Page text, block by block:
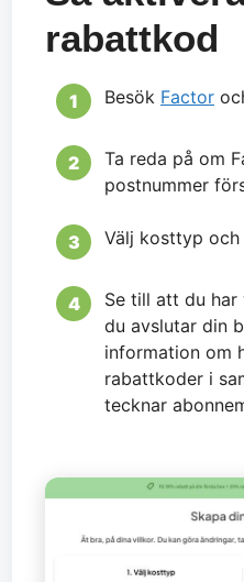
rabattkod
Besök Factor
Ta reda på om
postnummer
Välj kosttyp
Se till att du
du avslutar din
information om
rabattkoder i
tecknar